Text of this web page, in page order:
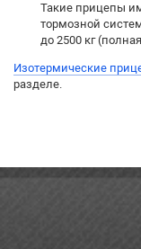
Такие прицепы
тормозной
до 2500 кг
Изотермические
разделе.